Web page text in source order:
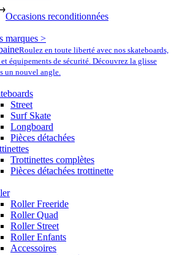
Occasions reconditionnées
marques >
Roulez en toute liberté avec nos skateboards,
équipements de sécurité. Découvrez la glisse
un nouvel angle.
Street
Surf Skate
Longboard
Pièces détachées
Trottinettes complètes
Pièces détachées trottinette
Roller Freeride
Roller Quad
Roller Street
Roller Enfants
Accessoires